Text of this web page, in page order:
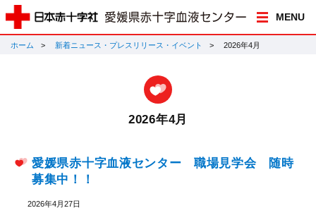
MENU
ホーム 新着ニュース・プレスリリース・イベント 2026年4月
2026年4月
愛媛県赤十字血液センター 職場見学会 随時
募集中！！
2026年4月27日